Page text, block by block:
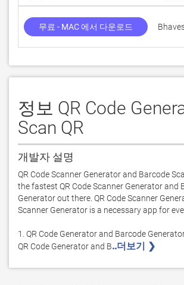
무료 - MAC 에서 다운로드
정보 QR Code
Scan QR
개발자 설명
QR Code Scanner Generator and Barcode
the fastest QR Code Scanner Generator and
Generator out there. QR Code Scanner
Scanner Generator is a necessary app for
1. QR Code Generator and Barcode
QR Code Generator and B..더보기 ❯